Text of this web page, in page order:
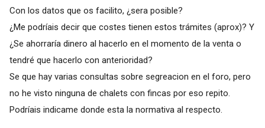
Con los datos que os facilito, ¿sera posible?
¿Me podríais decir que costes tienen estos trámites (aprox)? Y
¿Se ahorraría dinero al hacerlo en el momento de la venta o
tendré que hacerlo con anterioridad?
Se que hay varias consultas sobre segreacion en el foro, pero
no he visto ninguna de chalets con fincas por eso repito.
Podríais indicame donde esta la normativa al respecto.